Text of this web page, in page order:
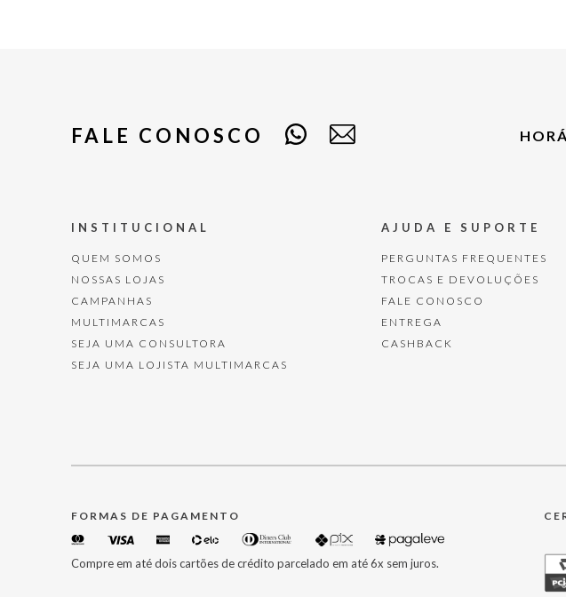
FALE CONOSCO
INSTITUCIONAL
QUEM SOMOS
NOSSAS LOJAS
CAMPANHAS
MULTIMARCAS
SEJA UMA CONSULTORA
SEJA UMA LOJISTA MULTIMARCAS
AJUDA E SUPORTE
PERGUNTAS FREQUENTES
TROCAS E DEVOLUÇÕES
FALE CONOSCO
ENTREGA
CASHBACK
FORMAS DE PAGAMENTO
Compre em até dois cartões de crédito parcelado em até 6x sem juros.